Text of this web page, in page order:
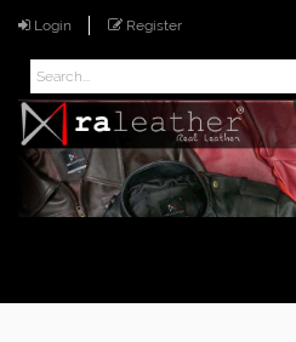
Login Register